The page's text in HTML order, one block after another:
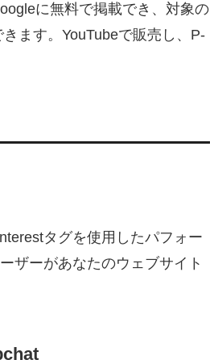
に無料で掲載でき、対象の
ます。YouTubeで販売し、P-
タグを使用したパフォー
ザーがあなたのウェブサイト